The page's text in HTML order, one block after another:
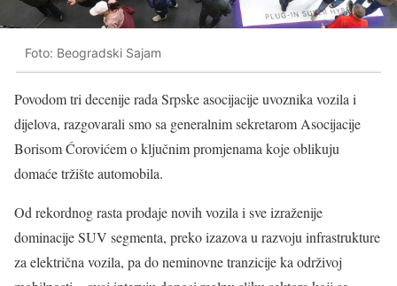
Foto: Beogradski Sajam
Povodom tri decenije rada Srpske asocijacije uvoznika vozila i
dijelova, razgovarali smo sa generalnim sekretarom Asocijacije
Borisom Ćorovićem o ključnim promjenama koje oblikuju
domaće tržište automobila.
Od rekordnog rasta prodaje novih vozila i sve izraženije
dominacije SUV segmenta, preko izazova u razvoju infrastrukture
za električna vozila, pa do neminovne tranzicije ka održivoj